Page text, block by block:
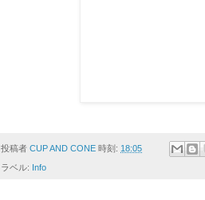
投稿者 CUP AND CONE 時刻: 18:05
ラベル: Info